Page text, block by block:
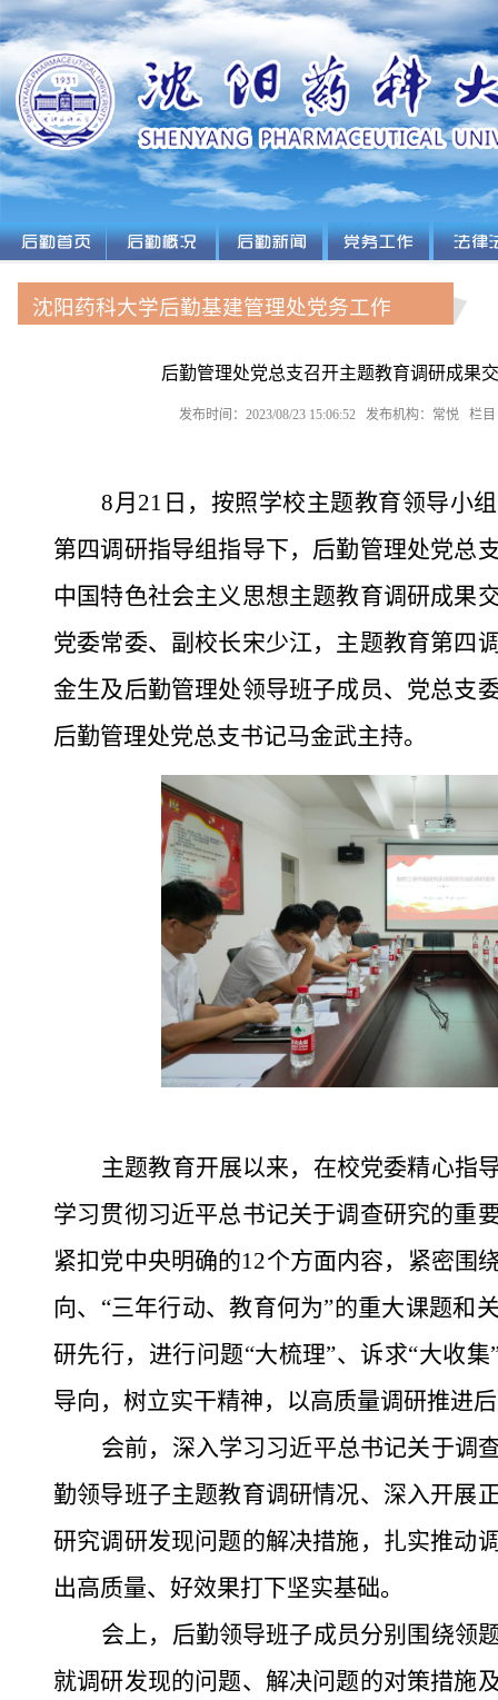
沈阳药科大学后勤基建管理处党务工作
后勤管理处党总支召开主题教育调研成果
发布时间：2023/08/23 15:06:52 发布机构：常悦 栏
8月 21 日，按照学校主题教育领导小
第四调研指导组指导下， 后勤管理处党总
中国特色社会主义思想主题教育调研成果
党委常委、副校长宋少江， 主题教育第四
金生及后勤管理处领导班子成员、党总支
后勤管理处党总支书记马金武主持。
主题教育开展以来，在校党委精心指
学习贯彻习近平总书记关于调查研究的重
紧扣党中央明确的12个方面内容，紧密围
向、“三年行动、教育何为”的重大课题和
研先行，进行问题“大梳理”、诉求“大收
导向，树立实干精神，以高质量调研推进
会前，深入学习习近平总书记关于调
勤领导班子主题教育调研情况、深入开展
研究调研发现问题的解决措施，扎实推动
出高质量、好效果打下坚实基础。
会上，后勤领导班子成员分别围绕领
就调研发现的问题、解决问题的对策措施